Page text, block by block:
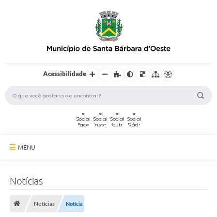
Acessibilidade
MENU
Serviços Online
Notícias
Notícias Notícia